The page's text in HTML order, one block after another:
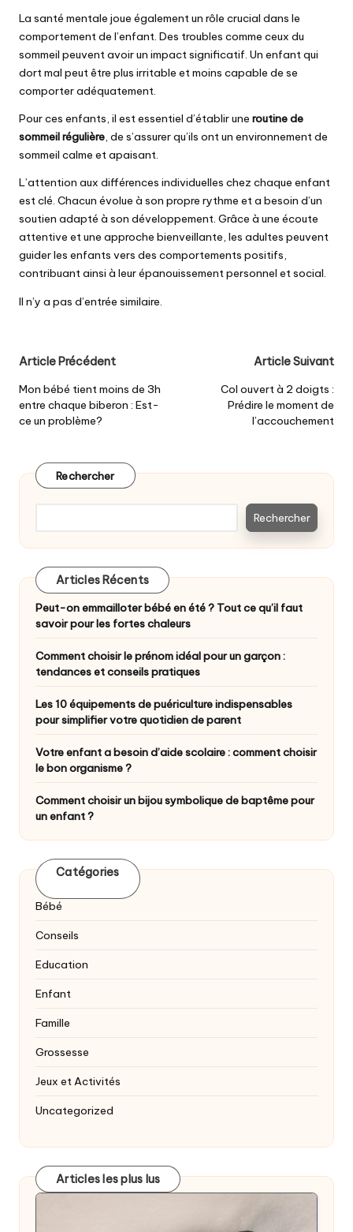
La santé mentale joue également un rôle crucial dans le
comportement de l’enfant. Des troubles comme ceux du
sommeil peuvent avoir un impact significatif. Un enfant qui
dort mal peut être plus irritable et moins capable de se
comporter adéquatement.
Pour ces enfants, il est essentiel d’établir une routine de
sommeil régulière, de s’assurer qu’ils ont un environnement de
sommeil calme et apaisant.
L’attention aux différences individuelles chez chaque enfant
est clé. Chacun évolue à son propre rythme et a besoin d’un
soutien adapté à son développement. Grâce à une écoute
attentive et une approche bienveillante, les adultes peuvent
guider les enfants vers des comportements positifs,
contribuant ainsi à leur épanouissement personnel et social.
Il n’y a pas d’entrée similaire.
Post
navigation
Article Précédent
Mon bébé tient moins de 3h
entre chaque biberon : Est-
ce un problème?
Article Suivant
Col ouvert à 2 doigts :
Prédire le moment de
l’accouchement
Rechercher
Rechercher
Articles Récents
Peut-on emmailloter bébé en été ? Tout ce qu’il faut
savoir pour les fortes chaleurs
Comment choisir le prénom idéal pour un garçon :
tendances et conseils pratiques
Les 10 équipements de puériculture indispensables
pour simplifier votre quotidien de parent
Votre enfant a besoin d’aide scolaire : comment choisir
le bon organisme ?
Comment choisir un bijou symbolique de baptême pour
un enfant ?
Catégories
Bébé
Conseils
Education
Enfant
Famille
Grossesse
Jeux et Activités
Uncategorized
Articles les plus lus